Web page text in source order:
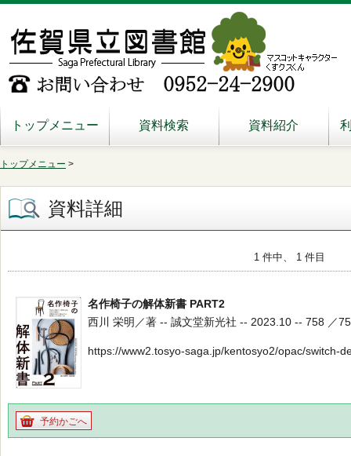
トップメニュー 資料検索 資料紹介
トップメニュー >
資料詳細
1 件中、 1 件目
名作椅子の解体新書 PART2
西川 栄明／著 -- 誠文堂新光社 -- 2023.10 -- 758 ／
https://www2.tosyo-saga.jp/kentosyo2/opac/switch-
予約かごへ